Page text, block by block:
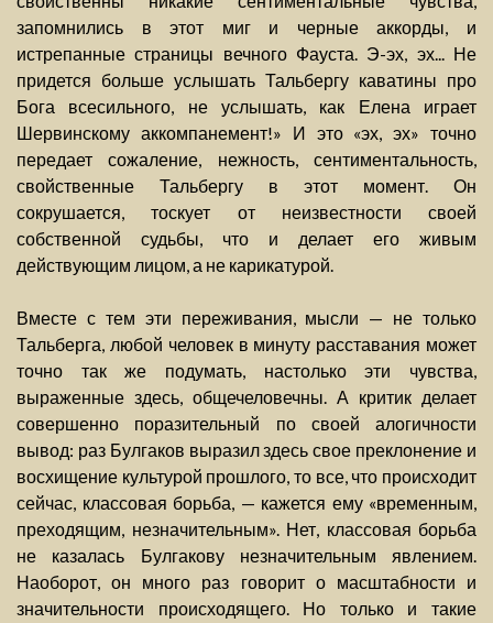
запомнились в этот миг и черные аккорды, и
истрепанные страницы вечного Фауста. Э-эх, эх... Не
придется больше услышать Тальбергу каватины про
Бога всесильного, не услышать, как Елена играет
Шервинскому аккомпанемент!» И это «эх, эх» точно
передает сожаление, нежность, сентиментальность,
свойственные Тальбергу в этот момент. Он
сокрушается, тоскует от неизвестности своей
собственной судьбы, что и делает его живым
действующим лицом, а не карикатурой.
Вместе с тем эти переживания, мысли — не только
Тальберга, любой человек в минуту расставания может
точно так же подумать, настолько эти чувства,
выраженные здесь, общечеловечны. А критик делает
совершенно поразительный по своей алогичности
вывод: раз Булгаков выразил здесь свое преклонение и
восхищение культурой прошлого, то все, что происходит
сейчас, классовая борьба, — кажется ему «временным,
преходящим, незначительным». Нет, классовая борьба
не казалась Булгакову незначительным явлением.
Наоборот, он много раз говорит о масштабности и
значительности происходящего. Но только и такие